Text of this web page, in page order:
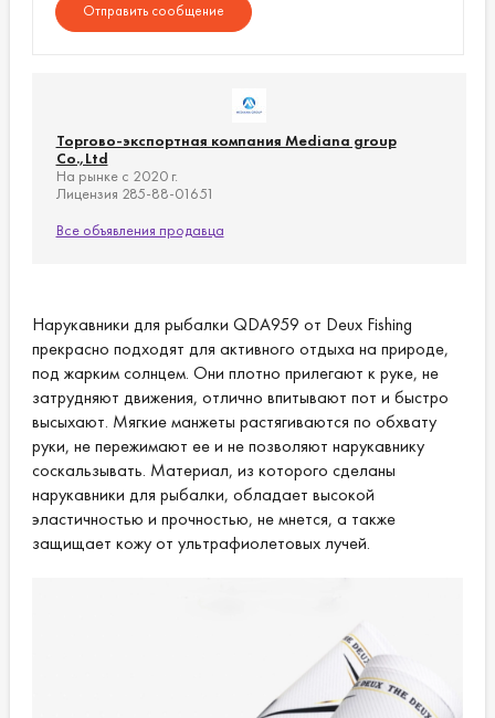
Отправить сообщение
Торгово-экспортная компания Mediana group
Co.,Ltd
На рынке с 2020 г.
Лицензия 285-88-01651
Все объявления продавца
Нарукавники для рыбалки QDA959 от Deux Fishing
прекрасно подходят для активного отдыха на природе,
под жарким солнцем. Они плотно прилегают к руке, не
затрудняют движения, отлично впитывают пот и быстро
высыхают. Мягкие манжеты растягиваются по обхвату
руки, не пережимают ее и не позволяют нарукавнику
соскальзывать. Материал, из которого сделаны
нарукавники для рыбалки, обладает высокой
эластичностью и прочностью, не мнется, а также
защищает кожу от ультрафиолетовых лучей.